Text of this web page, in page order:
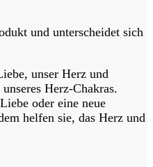
und unterscheidet sich
unser Herz und
Herz-Chakras.
oder eine neue
helfen sie, das Herz und